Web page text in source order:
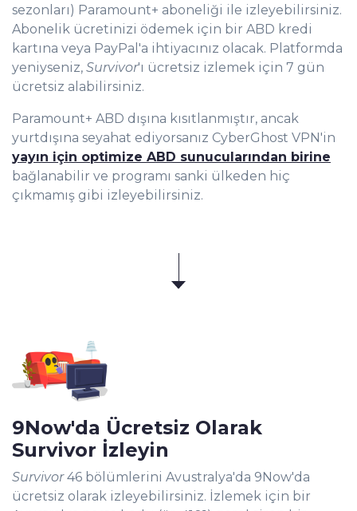
sezonları) Paramount+ aboneliği ile izleyebilirsiniz.
Abonelik ücretinizi ödemek için bir ABD kredi
kartına veya PayPal'a ihtiyacınız olacak. Platformda
yeniyseniz, Survivor'ı ücretsiz izlemek için 7 gün
ücretsiz alabilirsiniz.
Paramount+ ABD dışına kısıtlanmıştır, ancak
yurtdışına seyahat ediyorsanız CyberGhost VPN'in
yayın için optimize ABD sunucularından birine
bağlanabilir ve programı sanki ülkeden hiç
çıkmamış gibi izleyebilirsiniz.
9Now'da Ücretsiz Olarak
Survivor İzleyin
Survivor46 bölümlerini Avustralya'da 9Now'da
ücretsiz olarak izleyebilirsiniz. İzlemek için bir